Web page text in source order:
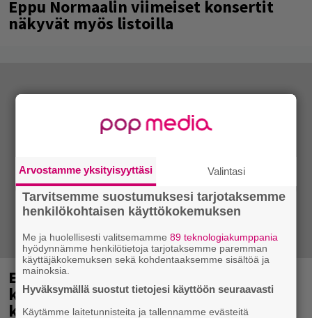
Eppu Normaalin viimeiset konsertit
näkyvät myös listoilla
Eppu Normaali soitti viimeisen
keikkansa – nämä kappaleet sillä
kuultiin
Arvostamme yksityisyyttäsi Valintasi
Tarvitsemme suostumuksesi tarjotaksemme
henkilökohtaisen käyttökokemuksen
Me ja huolellisesti valitsemamme89 teknologiakumppania
hyödynnämme henkilötietoja tarjotaksemme paremman
käyttäjäkokemuksen sekä kohdentaaksemme sisältöä ja
mainoksia.
Hyväksymällä suostut tietojesi käyttöön seuraavasti
Käytämme laitetunnisteita ja tallennamme evästeitä